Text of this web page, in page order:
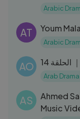
Arabic
AT Youm
Arabic
AO 14
Arab
AS
Ahmed
Music